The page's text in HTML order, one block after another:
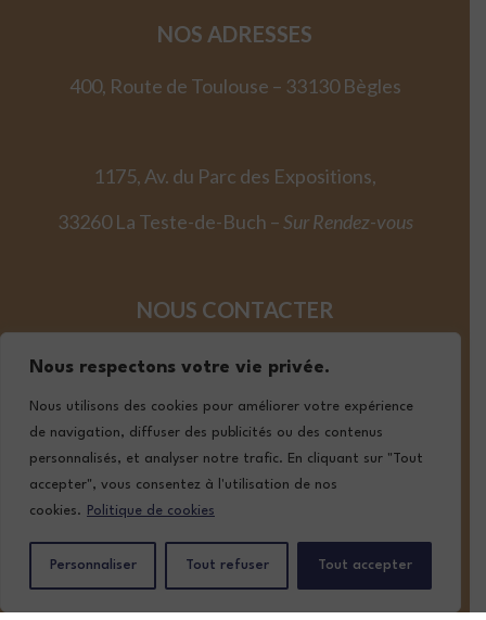
Nous respectons votre vie privée.
Nous utilisons des cookies pour améliorer votre expérience
de navigation, diffuser des publicités ou des contenus
personnalisés, et analyser notre trafic. En cliquant sur "Tout
accepter", vous consentez à l'utilisation de nos
cookies.
Politique de cookies
Personnaliser Tout refuser Tout accepter
NOS ADRESSES
400, Route de Toulouse – 33130 Bègles
1175, Av. du Parc des Expositions,
33260 La Teste-de-Buch –Sur Rendez-vous
NOUS CONTACTER
05 57 02 19 19
contact@lafont-classic-auto.com
SUIVEZ-NOUS